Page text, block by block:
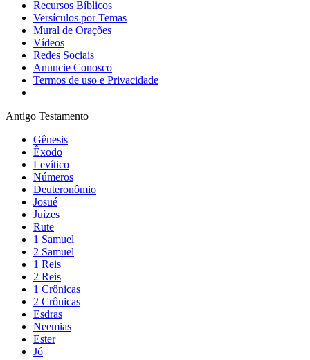
Recursos Bíblicos
Versículos por Temas
Mural de Orações
Vídeos
Redes Sociais
Anuncie Conosco
Termos de uso e Privacidade
Antigo Testamento
Gênesis
Êxodo
Levítico
Números
Deuteronômio
Josué
Juízes
Rute
1 Samuel
2 Samuel
1 Reis
2 Reis
1 Crônicas
2 Crônicas
Esdras
Neemias
Ester
Jó